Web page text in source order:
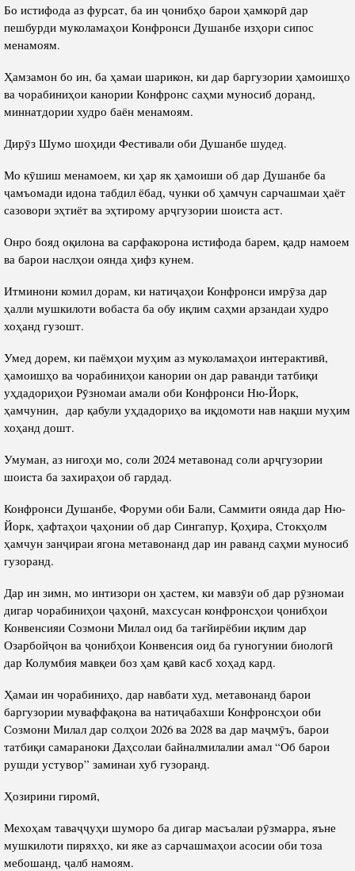
Бо истифода аз фурсат, ба ин ҷонибҳо барои ҳамкорӣ дар
пешбурди муколамаҳои Конфронси Душанбе изҳори сипос
менамоям.
Ҳамзамон бо ин, ба ҳамаи шарикон, ки дар баргузории ҳамоишҳо
ва чорабиниҳои канории Конфронс саҳми муносиб доранд,
миннатдории худро баён менамоям.
Дирӯз Шумо шоҳиди Фестивали оби Душанбе шудед.
Мо кӯшиш менамоем, ки ҳар як ҳамоиши об дар Душанбе ба
ҷамъомади идона табдил ёбад, чунки об ҳамчун сарчашмаи ҳаёт
сазовори эҳтиёт ва эҳтирому арҷгузории шоиста аст.
Онро бояд оқилона ва сарфакорона истифода барем, қадр намоем
ва барои наслҳои оянда ҳифз кунем.
Итминони комил дорам, ки натиҷаҳои Конфронси имрӯза дар
ҳалли мушкилоти вобаста ба обу иқлим саҳми арзандаи худро
хоҳанд гузошт.
Умед дорем, ки паёмҳои муҳим аз муколамаҳои интерактивӣ,
ҳамоишҳо ва чорабиниҳои канории он дар раванди татбиқи
уҳдадориҳои Рӯзномаи амали оби Конфронси Ню-Йорк,
ҳамчунин, дар қабули уҳдадориҳо ва иқдомоти нав нақши муҳим
хоҳанд дошт.
Умуман, аз нигоҳи мо, соли 2024 метавонад соли арҷгузории
шоиста ба захираҳои об гардад.
Конфронси Душанбе, Форуми оби Бали, Саммити оянда дар Ню-
Йорк, ҳафтаҳои ҷаҳонии об дар Сингапур, Қоҳира, Стокҳолм
ҳамчун занҷираи ягона метавонанд дар ин раванд саҳми муносиб
гузоранд.
Дар ин зимн, мо интизори он ҳастем, ки мавзӯи об дар рӯзномаи
дигар чорабиниҳои ҷаҳонӣ, махсусан конфронсҳои ҷонибҳои
Конвенсияи Созмони Милал оид ба тағйирёбии иқлим дар
Озарбойҷон ва ҷонибҳои Конвенсия оид ба гуногунии биологӣ
дар Колумбия мавқеи боз ҳам қавӣ касб хоҳад кард.
Ҳамаи ин чорабиниҳо, дар навбати худ, метавонанд барои
баргузории муваффақона ва натиҷабахши Конфронсҳои оби
Созмони Милал дар солҳои 2026 ва 2028 ва дар маҷмӯъ, барои
татбиқи самараноки Даҳсолаи байналмилалии амал “Об барои
рушди устувор” заминаи хуб гузоранд.
Ҳозирини гиромӣ,
Мехоҳам таваҷҷуҳи шуморо ба дигар масъалаи рӯзмарра, яъне
мушкилоти пиряхҳо, ки яке аз сарчашмаҳои асосии оби тоза
мебошанд, ҷалб намоям.